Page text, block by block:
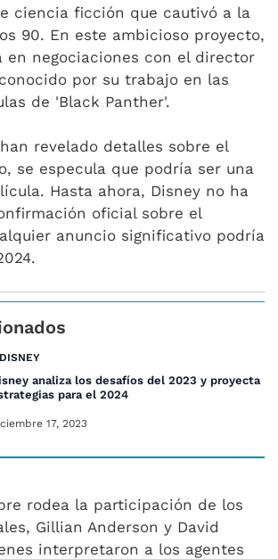
ciencia ficción que cautivó a la
90. En este ambicioso proyecto,
en negociaciones con el director
por su trabajo en las
de 'Black Panther'.
revelado detalles sobre el
se especula que podría ser una
Hasta ahora, Disney no ha
oficial sobre el
anuncio significativo podría
DISNEY
analiza los desafíos del 2023 y proyecta
para el 2024
17, 2023
rodea la participación de los
Gillian Anderson y David
interpretaron a los agentes